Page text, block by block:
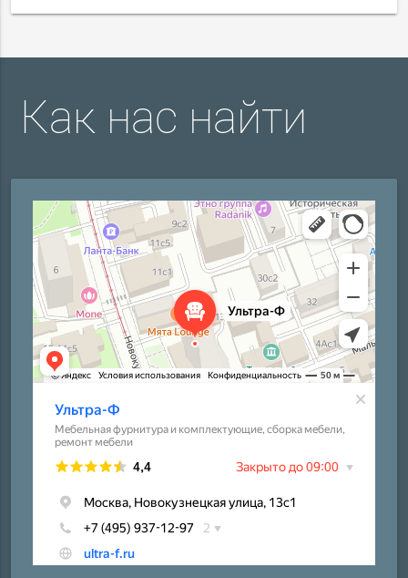
Как нас найти